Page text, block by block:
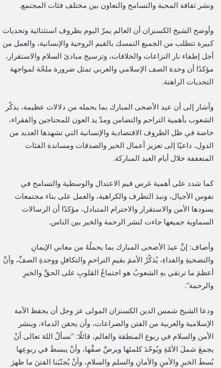
ونشر ثقافة المحبة والتسامح والتعاون بين مختلف فئات المجتمع.
وأوضح الشيخ الكسنزان أن العالم يمرّ اليوم بظروف استثنائية وتحديات
كبيرة تتطلب من الجميع التمسك بالقيم الروحية والإنسانية، والعمل من
أجل إطفاء نار النزاعات والخلافات، وترسيخ مبادئ السلام والاستقرار،
مؤكدًا أن وحدة الصف الإسلامي والعربي تمثل ضرورة ملحّة لمواجهة
التحديات الراهنة.
وأشار إلى أن عيد الأضحى المبارك بما يحمله من دلالات عظيمة، يذكّر
الشعوب بأهمية التراحم والتضامن ومدّ يد العون للمحتاجين والفقراء،
خاصة في ظل الظروف الاقتصادية والإنسانية التي تشهدها العديد من
الدول، داعيًا إلى تعزيز أعمال الخير والصدقات ومساندة الفئات
المتعففة خلال أيام العيد المباركة.
كما شدد على أهمية غرس قيم الاعتدال والوسطية والتسامح في
نفوس الأجيال، ونبذ التطرف والكراهية، والعمل على بناء مجتمعات
يسودها الأمن والاستقرار والاحترام المتبادل، مؤكدًا أن الرسالات
السماوية جميعها جاءت لنشر الرحمة والخير بين الناس.
وأضاف: إنَّ عيدَ الأضحى المبارك بما يحملُهُ من معاني الإيمانِ
والتضحيةِ والفداءِ، يُذكّرُ الأممَ بقيمِ التراحمِ والتكافلِ ووحدةِ الصفِّ، وأنَّ
أعظمَ ما ترتقي بهِ الشعوبُ هو اجتماعُ القلوبِ على الحقِّ والخيرِ
والرحمة”.
ودعا الشيخ شمس الدين الكسنزان المولى عز وجل أن يحفظ الأمة
الإسلامية والعربية من الفتن والصراعات، وأن يحقن الدماء، وينشر
الأمن والسلام في ربوع المنطقة والعالم، قائلًا: “نسألُ اللهَ تعالى أنْ
يجمعَ شملَ الأمّةِ ويُوحّدَ كلمتَها ويرصَّ صفَّها، وأنْ يبسطَ في ربوعِها
بُسطَ الخيرِ والأمنِ والأمانِ والسلم والسلامِ، وأنْ يُجنّبَنا الفتنَ ما ظهرَ